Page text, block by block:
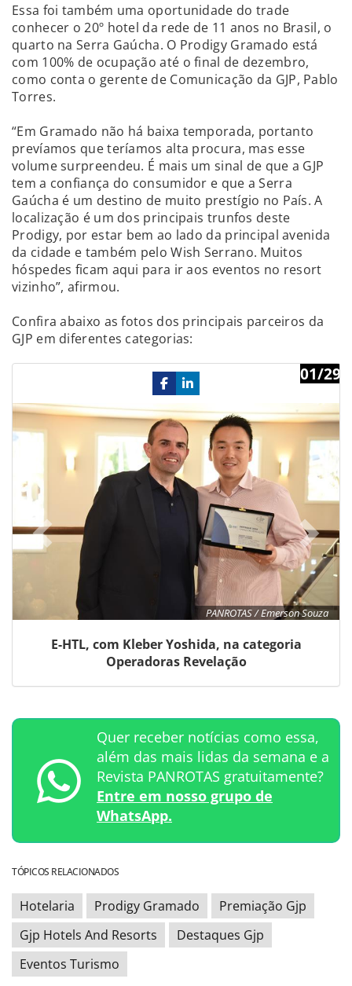
Essa foi também uma oportunidade do trade
conhecer o 20º hotel da rede de 11 anos no Brasil, o
quarto na Serra Gaúcha. O Prodigy Gramado está
com 100% de ocupação até o final de dezembro,
como conta o gerente de Comunicação da GJP, Pablo
Torres.
“Em Gramado não há baixa temporada, portanto
prevíamos que teríamos alta procura, mas esse
volume surpreendeu. É mais um sinal de que a GJP
tem a confiança do consumidor e que a Serra
Gaúcha é um destino de muito prestígio no País. A
localização é um dos principais trunfos deste
Prodigy, por estar bem ao lado da principal avenida
da cidade e também pelo Wish Serrano. Muitos
hóspedes ficam aqui para ir aos eventos no resort
vizinho”, afirmou.
Confira abaixo as fotos dos principais parceiros da
GJP em diferentes categorias:
PANROTAS / Emerson Souza
01/29
E-HTL, com Kleber Yoshida, na categoria
Operadoras Revelação
Previous
Quer receber notícias como essa,
além das mais lidas da semana e a
Revista PANROTAS gratuitamente?
Entre em nosso grupo de
WhatsApp.
TÓPICOS RELACIONADOS
Hotelaria Prodigy Gramado
Premiação Gjp
Gjp Hotels And Resorts
Destaques Gjp
Eventos Turismo